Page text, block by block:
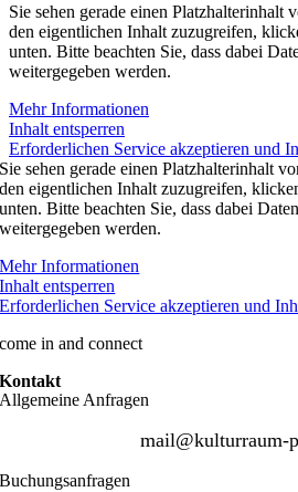
Sie sehen gerade einen Platzhalterinhalt
den eigentlichen Inhalt zuzugreifen,
unten. Bitte beachten Sie, dass dabei
weitergegeben werden.
Mehr Informationen
Inhalt entsperren
Erforderlichen Service akzeptieren und
Sie sehen gerade einen Platzhalterinhalt
den eigentlichen Inhalt zuzugreifen,
unten. Bitte beachten Sie, dass dabei
weitergegeben werden.
Mehr Informationen
Inhalt entsperren
Erforderlichen Service akzeptieren und
come in and connect
Kontakt
Allgemeine Anfragen
mail@kulturraum-
Buchungsanfragen